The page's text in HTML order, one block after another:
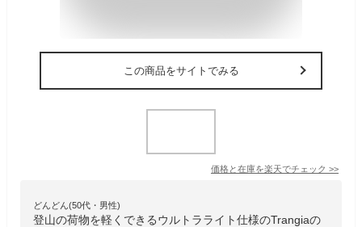
この商品をサイトでみる
価格と在庫を楽天でチェック >>
どんどん(50代・男性)
登山の荷物を軽くできるウルトラライト仕様のTrangiaの